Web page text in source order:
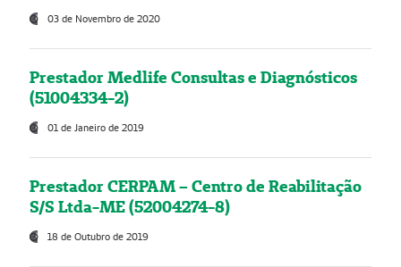
03 de Novembro de 2020
Prestador Medlife Consultas e Diagnósticos
(51004334-2)
01 de Janeiro de 2019
Prestador CERPAM – Centro de Reabilitação
S/S Ltda-ME (52004274-8)
18 de Outubro de 2019